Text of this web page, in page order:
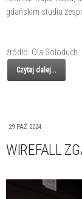
gdańskim studiu
źródło: Ola Sołoduch
Czytaj dalej...
29 PAŹ 2024
WIREFALL